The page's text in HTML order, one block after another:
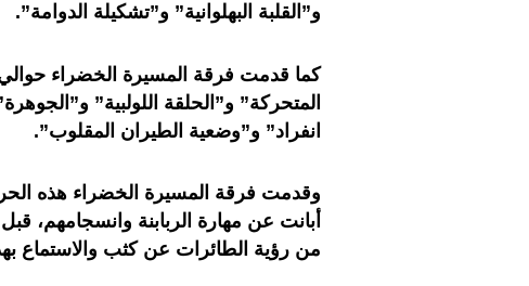
و”القلبة البهلوانية” و”تشكيلة الدوامة”.
المتحركة” و”الحلقة اللولبية”
انفراد” و”وضعية الطيران المقلوب”.
وقدمت فرقة المسيرة الخضراء هذه
أبانت عن مهارة الربابنة وانسجامهم،
من رؤية الطائرات عن كثب والاستماع